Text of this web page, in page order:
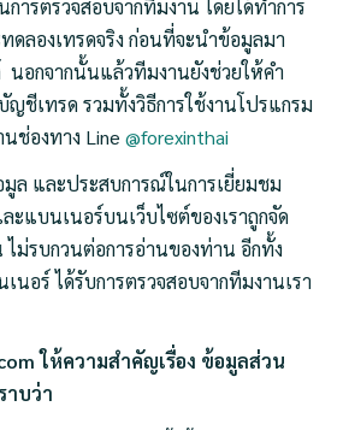
ารตรวจสอบจากทีมงาน โดยได้ทำการ
ดลองเทรดจริง ก่อนที่จะนำข้อมูลมา
นอกจากนั้นแล้วทีมงานยังช่วยให้คำ
ญชีเทรด รวมทั้งวิธีการใช้งานโปรแกรม
ช่องทาง Line @forexinthai
ล และประสบการณ์ในการเยี่ยมชม
แบนเนอร์บนเว็บไซต์ของเราถูกจัด
ไม่รบกวนต่อการอ่านของท่าน อีกทั้ง
อร์ ได้รับการตรวจสอบจากทีมงานเรา
ให้ความสำคัญเรื่อง ข้อมูลส่วน
าบว่า